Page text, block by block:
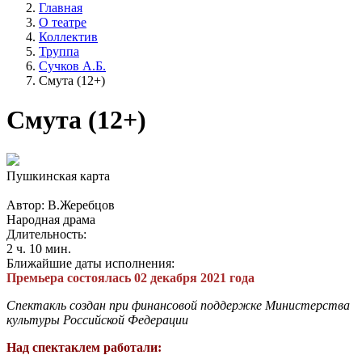
Главная
О театре
Коллектив
Труппа
Сучков А.Б.
Смута (12+)
Смута (12+)
Пушкинская карта
Автор: В.Жеребцов
Народная драма
Длительность:
2 ч. 10 мин.
Ближайшие даты исполнения:
Премьера состоялась 02 декабря 2021 года
Спектакль создан при финансовой поддержке Министерства
культуры Российской Федерации
Над спектаклем работали: